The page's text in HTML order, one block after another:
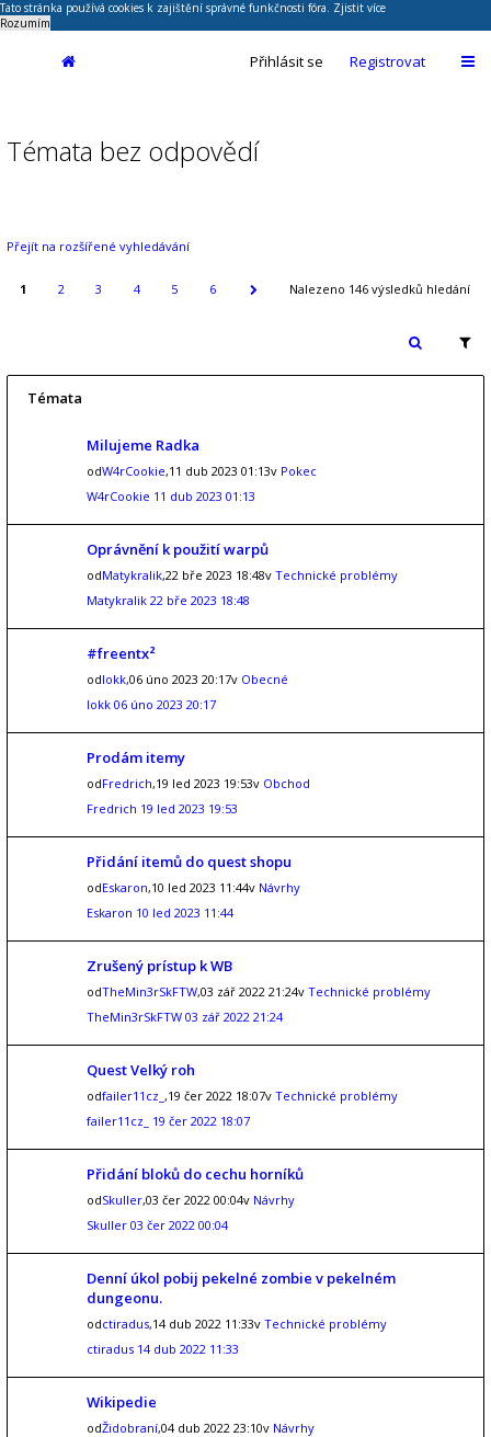
Tato stránka používá cookies k zajištění správné funkčnosti fóra. Zjistit více
Rozumím
Přihlásit se Registrovat
Témata bez odpovědí
Přejít na rozšířené vyhledávání
1 2 3 4 5 6 Nalezeno 146 výsledků hledání
Témata
Milujeme Radka
odW4rCookie,11 dub 2023 01:13v Pokec
W4rCookie 11 dub 2023 01:13
Oprávnění k použití warpů
odMatykralik,22 bře 2023 18:48v Technické problémy
Matykralik 22 bře 2023 18:48
#freentx²
odlokk,06 úno 2023 20:17v Obecné
lokk 06 úno 2023 20:17
Prodám itemy
odFredrich,19 led 2023 19:53v Obchod
Fredrich 19 led 2023 19:53
Přidání itemů do quest shopu
odEskaron,10 led 2023 11:44v Návrhy
Eskaron 10 led 2023 11:44
Zrušený prístup k WB
odTheMin3rSkFTW,03 zář 2022 21:24v Technické problémy
TheMin3rSkFTW 03 zář 2022 21:24
Quest Velký roh
odfailer11cz_ ,19 čer 2022 18:07v Technické problémy
failer11cz_
19 čer 2022 18:07
Přidání bloků do cechu horníků
odSkuller,03 čer 2022 00:04v Návrhy
Skuller 03 čer 2022 00:04
Denní úkol pobij pekelné zombie v pekelném
dungeonu.
odctiradus,14 dub 2022 11:33v Technické problémy
ctiradus 14 dub 2022 11:33
Wikipedie
odŽidobraní,04 dub 2022 23:10v Návrhy